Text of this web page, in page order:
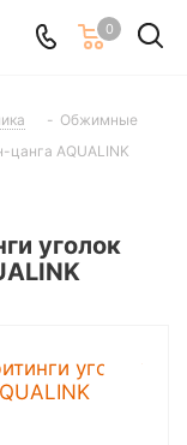
0
- Обжимные
цанга AQUALINK
уголок